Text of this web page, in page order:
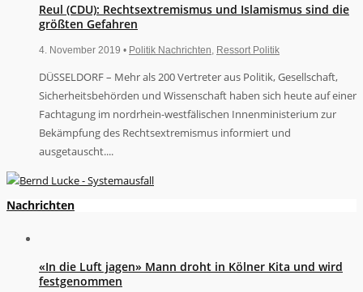
Reul (CDU): Rechtsextremismus und Islamismus sind die
größten Gefahren
4. November 2019 • Politik Nachrichten Ressort Politik
DÜSSELDORF – Mehr als 200 Vertreter aus Politik, Gesellschaft,
Sicherheitsbehörden und Wissenschaft haben sich heute auf einer
Fachtagung im nordrhein-westfälischen Innenministerium zur
Bekämpfung des Rechtsextremismus informiert und
ausgetauscht....
Nachrichten
«In die Luft jagen» Mann droht in Kölner Kita und wird
festgenommen